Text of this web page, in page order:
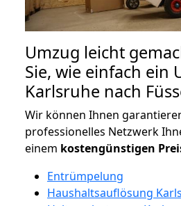
Umzug leicht
Sie, wie einfach ein
Karlsruhe nach
Wir können Ihnen
professionelles Netzwerk
einem kostengünstigen
Entrümpelung
Haushaltsauflösung